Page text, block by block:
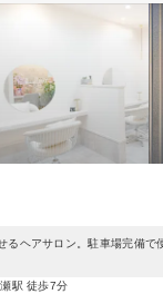
るヘアサロン。駐車場完備で
駅 徒歩7分